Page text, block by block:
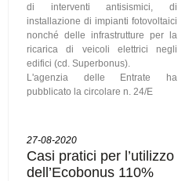
di interventi antisismici, di
installazione di impianti fotovoltaici
nonché delle infrastrutture per la
ricarica di veicoli elettrici negli
edifici (cd. Superbonus).
L'agenzia delle Entrate ha
pubblicato la circolare n. 24/E
27-08-2020
Casi pratici per l’utilizzo
dell’Ecobonus 110%